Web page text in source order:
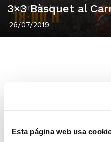
Esta página web usa
3×3 Bàsquet al
26/07/2019
Club Baloncesto
organiza un torneo